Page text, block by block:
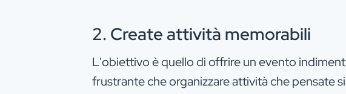
2. Create attività memorabili
L'obiettivo è quello di offrire un evento
frustrante che organizzare attività che pensate